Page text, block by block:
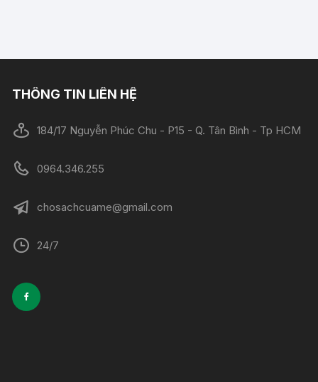
THÔNG TIN LIÊN HỆ
184/17 Nguyễn Phúc Chu - P15 - Q. Tân Bình - Tp HCM
0964.346.255
chosachcuame@gmail.com
24/7